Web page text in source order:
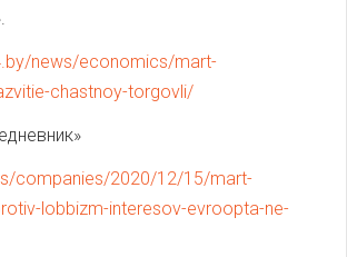
news/economics/mart-
chastnoy-torgovli/
companies/2020/12/15/mart-
lobbizm-interesov-evroopta-ne-